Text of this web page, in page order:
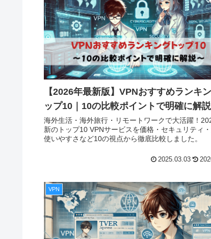
【2026年最新版】VPNおすすめランキ
ップ10｜10の比較ポイントで明確に解説
海外生活・海外旅行・リモートワークで大活躍！
新のトップ10 VPNサービスを価格・セキュリティ・
使いやすさなど10の視点から徹底比較しました。
2025.03.03
VPN